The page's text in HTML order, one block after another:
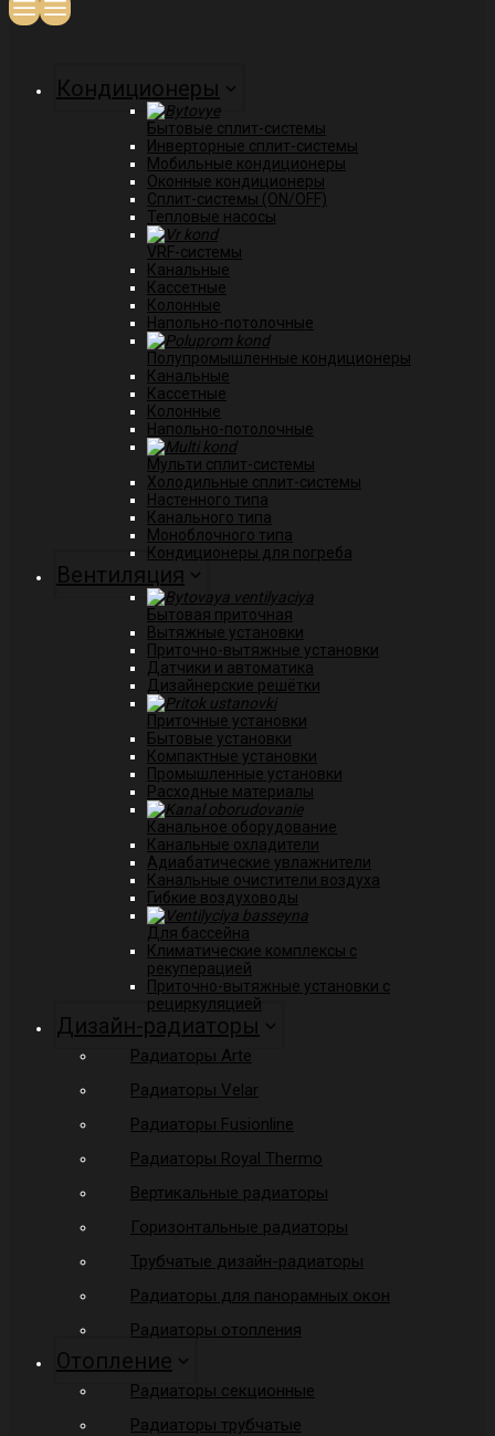
Кондиционеры
Бытовые сплит-системы
Инверторные сплит-системы
Мобильные кондиционеры
Оконные кондиционеры
Сплит-системы (ON/OFF)
Тепловые насосы
VRF-системы
Канальные
Касcетные
Колонные
Напольно-потолочные
Полупромышленные кондиционеры
Канальные
Кассетные
Колонные
Напольно-потолочные
Мульти сплит-системы
Холодильные сплит-системы
Настенного типа
Канального типа
Моноблочного типа
Кондиционеры для погреба
Вентиляция
Бытовая приточная
Вытяжные установки
Приточно-вытяжные установки
Датчики и автоматика
Дизайнерские решётки
Приточные установки
Бытовые установки
Компактные установки
Промышленные установки
Расходные материалы
Канальное оборудование
Канальные охладители
Адиабатические увлажнители
Канальные очистители воздуха
Гибкие воздуховоды
Для бассейна
Климатические комплексы с
рекуперацией
Приточно-вытяжные установки с
рециркуляцией
Дизайн-радиаторы
Радиаторы Arte
Радиаторы Velar
Радиаторы Fusionline
Радиаторы Royal Thermo
Вертикальные радиаторы
Горизонтальные радиаторы
Трубчатые дизайн-радиаторы
Радиаторы для панорамных окон
Радиаторы отопления
Отопление
Радиаторы секционные
Радиаторы трубчатые